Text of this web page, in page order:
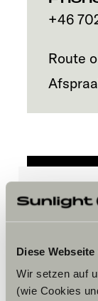
Diese
Wir setzen auf
(wie Cookies
+46
Route